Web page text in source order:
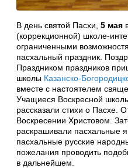
В день святой Пасхи, 5 мая
(коррекционной) школе-
ограниченными
пасхальный праздник.
Праздником праздников
школы Казанско-
вместе с настоятелем
Учащиеся Воскресной
рассказали стихи о Пасхе.
Воскресении Христовом.
раскрашивали пасхальные
пасхальные русские
пожелания проводить
в дальнейшем.